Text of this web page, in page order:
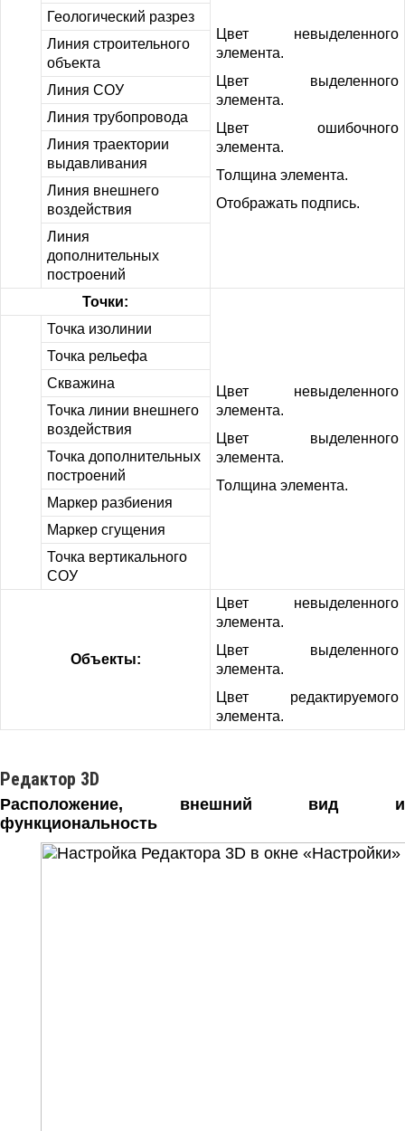
Цвет невыделенного
элемента.
Цвет выделенного
элемента.
Цвет ошибочного
элемента.
Толщина элемента.
Отображать подпись.
Геологический разрез
Линия строительного
объекта
Линия СОУ
Линия трубопровода
Линия траектории
выдавливания
Линия внешнего
воздействия
Линия
дополнительных
построений
Точки:
Цвет невыделенного
элемента.
Цвет выделенного
элемента.
Толщина элемента.
Точка изолинии
Точка рельефа
Скважина
Точка линии внешнего
воздействия
Точка дополнительных
построений
Маркер разбиения
Маркер сгущения
Точка вертикального
СОУ
Объекты:
Цвет невыделенного
элемента.
Цвет выделенного
элемента.
Цвет редактируемого
элемента.
Редактор 3D
Расположение, внешний вид и
функциональность